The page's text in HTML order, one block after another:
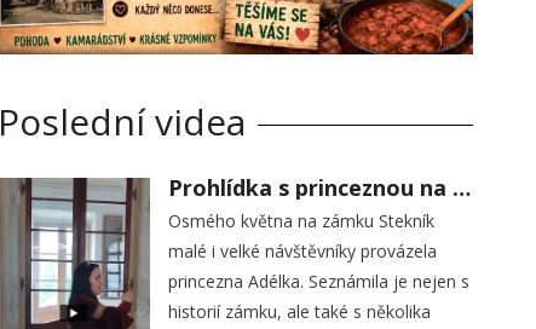
Poslední videa
Prohlídka s princeznou na zámku Stekník
Osmého května na zámku Stekník
malé i velké návštěvníky provázela
princezna Adélka. Seznámila je nejen s
historií zámku, ale také s několika